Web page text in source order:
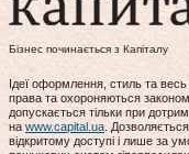
Бізнес починається з Капіталу
Ідеї оформлення, стиль та весь
права та охороняються
допускається тільки при
на www.capital.ua.
відкритому доступі і лише за